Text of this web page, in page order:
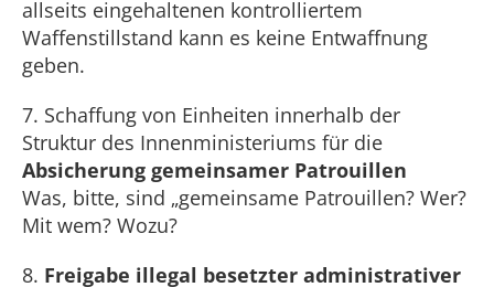
allseits eingehaltenen kontrolliertem
Waffenstillstand kann es keine Entwaffnung
geben.
7. Schaffung von Einheiten innerhalb der
Struktur des Innenministeriums für die
Absicherung gemeinsamer Patrouillen
Was, bitte, sind „gemeinsame Patrouillen? Wer?
Mit wem? Wozu?
8. Freigabe illegal besetzter administrativer